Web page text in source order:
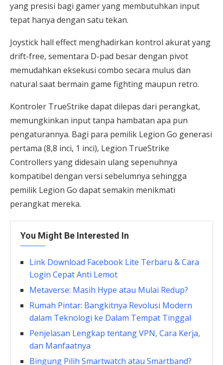
yang presisi bagi gamer yang membutuhkan input
tepat hanya dengan satu tekan.
Joystick hall effect menghadirkan kontrol akurat yang
drift-free, sementara D-pad besar dengan pivot
memudahkan eksekusi combo secara mulus dan
natural saat bermain game fighting maupun retro.
Kontroler TrueStrike dapat dilepas dari perangkat,
memungkinkan input tanpa hambatan apa pun
pengaturannya. Bagi para pemilik Legion Go generasi
pertama (8,8 inci, 1 inci), Legion TrueStrike
Controllers yang didesain ulang sepenuhnya
kompatibel dengan versi sebelumnya sehingga
pemilik Legion Go dapat semakin menikmati
perangkat mereka.
You Might Be Interested In
Link Download Facebook Lite Terbaru & Cara
Login Cepat Anti Lemot
Metaverse: Masih Hype atau Mulai Redup?
Rumah Pintar: Bangkitnya Revolusi Modern
dalam Teknologi ke Dalam Tempat Tinggal
Penjelasan Lengkap tentang VPN, Cara Kerja,
dan Manfaatnya
Bingung Pilih Smartwatch atau Smartband?